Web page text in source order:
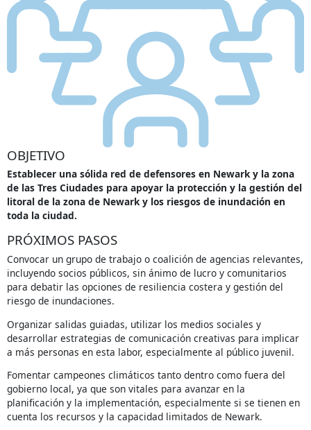
OBJETIVO
Establecer una sólida red de defensores en Newark y la zona
de las Tres Ciudades para apoyar la protección y la gestión del
litoral de la zona de Newark y los riesgos de inundación en
toda la ciudad.
PRÓXIMOS PASOS
Convocar un grupo de trabajo o coalición de agencias relevantes,
incluyendo socios públicos, sin ánimo de lucro y comunitarios
para debatir las opciones de resiliencia costera y gestión del
riesgo de inundaciones.
Organizar salidas guiadas, utilizar los medios sociales y
desarrollar estrategias de comunicación creativas para implicar
a más personas en esta labor, especialmente al público juvenil.
Fomentar campeones climáticos tanto dentro como fuera del
gobierno local, ya que son vitales para avanzar en la
planificación y la implementación, especialmente si se tienen en
cuenta los recursos y la capacidad limitados de Newark.